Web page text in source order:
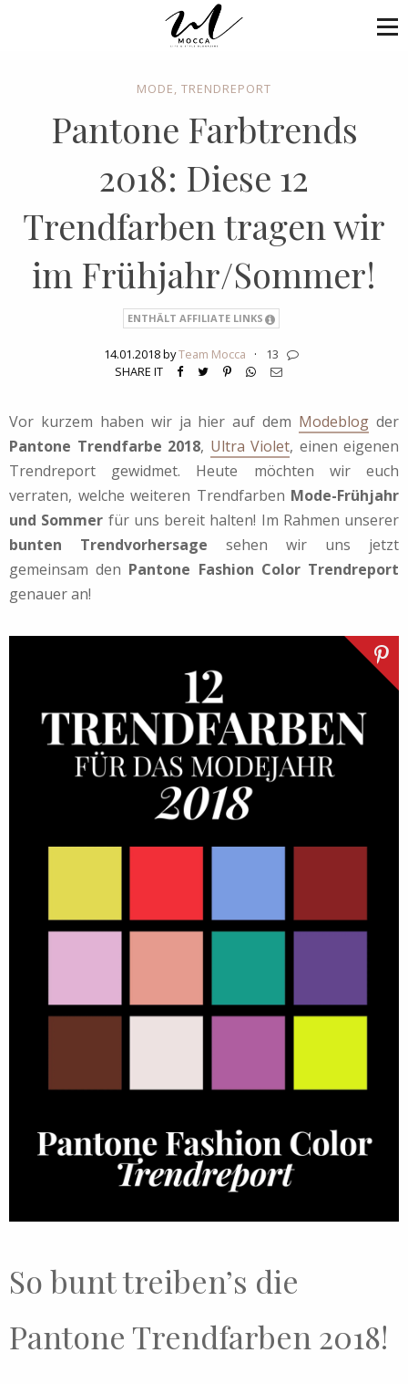
MODE, TRENDREPORT
Pantone Farbtrends
2018: Diese 12
Trendfarben tragen wir
im Frühjahr/Sommer!
ENTHÄLT AFFILIATE LINKS
14.01.2018 byTeam Mocca ·
13
SHARE IT
Vor kurzem haben wir ja hier auf dem Modeblog der
Pantone Trendfarbe 2018, Ultra Violet, einen eigenen
Trendreport gewidmet. Heute möchten wir euch
verraten, welche weiteren Trendfarben Mode-Frühjahr
und Sommer für uns bereit halten! Im Rahmen unserer
bunten Trendvorhersage sehen wir uns jetzt
gemeinsam den Pantone Fashion Color Trendreport
genauer an!
So bunt treiben’s die
Pantone Trendfarben 2018!